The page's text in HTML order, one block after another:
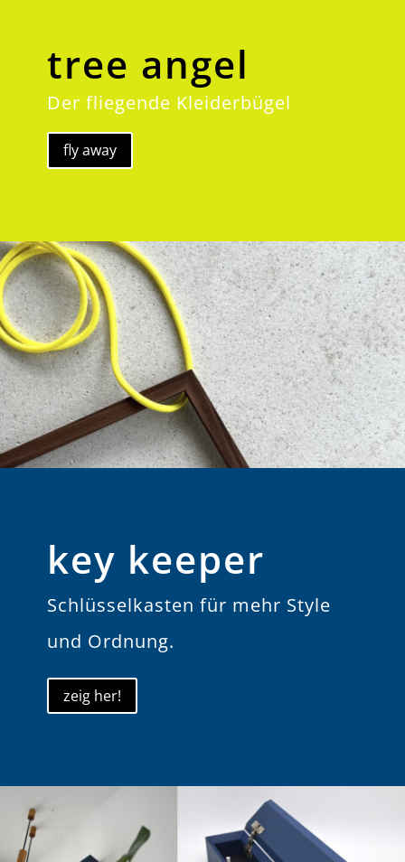
tree angel
Der fliegende Kleiderbügel
fly away
key keeper
Schlüsselkasten für mehr Style
und Ordnung.
zeig her!